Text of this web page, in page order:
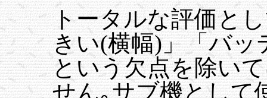
トータルな評価と
きい(横幅)」「バッ
という欠点を除い
せん｡サブ機として